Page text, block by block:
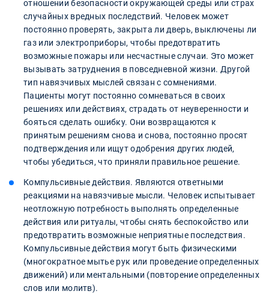
отношении безопасности окружающей среды или страх
случайных вредных последствий. Человек может
постоянно проверять, закрыта ли дверь, выключены ли
газ или электроприборы, чтобы предотвратить
возможные пожары или несчастные случаи. Это может
вызывать затруднения в повседневной жизни. Другой
тип навязчивых мыслей связан с сомнениями.
Пациенты могут постоянно сомневаться в своих
решениях или действиях, страдать от неуверенности и
бояться сделать ошибку. Они возвращаются к
принятым решениям снова и снова, постоянно просят
подтверждения или ищут одобрения других людей,
чтобы убедиться, что приняли правильное решение.
Компульсивные действия. Являются ответными
реакциями на навязчивые мысли. Человек испытывает
неотложную потребность выполнять определенные
действия или ритуалы, чтобы снять беспокойство или
предотвратить возможные неприятные последствия.
Компульсивные действия могут быть физическими
(многократное мытье рук или проведение определенных
движений) или ментальными (повторение определенных
слов или молитв).